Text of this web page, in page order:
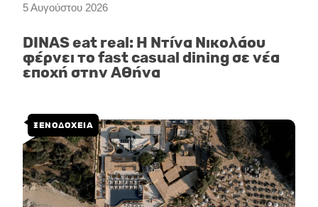
5 Αυγούστου 2026
DINAS eat real: Η Ντίνα Νικολάου
φέρνει το fast casual dining σε νέα
εποχή στην Αθήνα
ΞΕΝΟΔΟΧΕΙΑ